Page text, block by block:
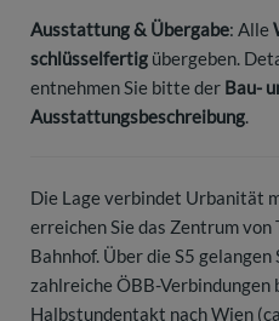
Ausstattung & Übergabe: Alle
schlüsselfertig übergeben.
entnehmen Sie bitte der Bau-
Ausstattungsbeschreibung.
Die Lage verbindet Urbanität
erreichen Sie das Zentrum
Bahnhof. Über die S5 gelangen
zahlreiche ÖBB-Verbindungen
Halbstundentakt nach Wien